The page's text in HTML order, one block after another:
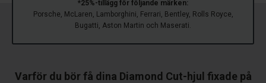
*25%-tillägg för följande märken:
Porsche, McLaren, Lamborghini, Ferrari, Bentley, Rolls Royce,
Bugatti, Aston Martin och Maserati.
Varför du bör få dina Diamond Cut-hjul fixade på